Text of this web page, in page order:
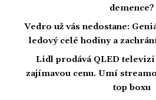
demence?
Vedro už vás nedostane:
ledový celé hodiny a
Lidl prodává QLED
zajímavou cenu. Umí
top boxu